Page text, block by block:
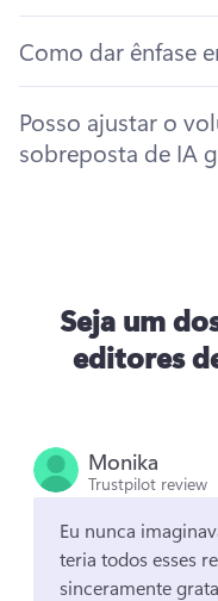
Como dar ênfase
Posso ajustar o
sobreposta de IA
Seja um
editores
Monika
Trustpilot review
Eu nunca
teria todos esses
sinceramente